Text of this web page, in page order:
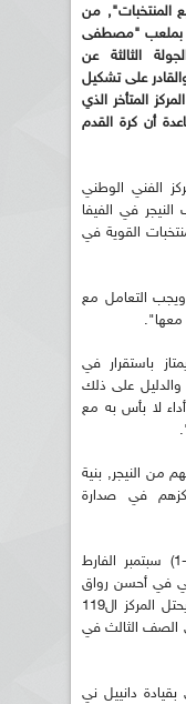
المنتخبات", من
بملعب "مصطفى
00ر20) برسم الجولة الثالثة عن
المؤهلة إلى مونديال 2022, "والقادر على تشكيل
المتأخر الذي
أن كرة القدم
الفني الوطني
في الفيفا
القوية في
التعامل مع
معها".
باستقرار في
على ذلك
لا بأس به مع
من النيجر, بنية
في صدارة
فبعد التعثر الأخير أمام بوركينافاسو (1-1) سبتمبر الفارط
في أحسن رواق
لحصد ثلاث نقاط إضافية أمام منتخب يحتل المركز ال119
الصف الثالث في
دانييل ني